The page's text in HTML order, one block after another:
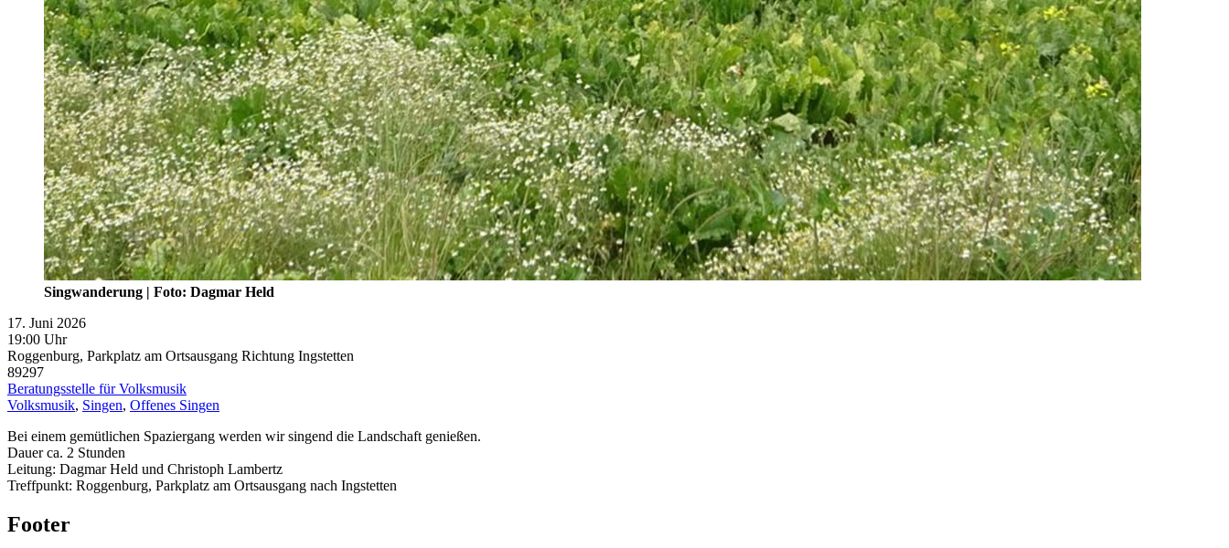
Singwanderung | Foto: Dagmar Held
17. Juni 2026
19:00 Uhr
Roggenburg, Parkplatz am Ortsausgang Richtung Ingstetten
89297
Beratungsstelle für Volksmusik
Volksmusik, Singen, Offenes Singen
Bei einem gemütlichen Spaziergang werden wir singend die Landschaft genießen.
Dauer ca. 2 Stunden
Leitung: Dagmar Held und Christoph Lambertz
Treffpunkt: Roggenburg, Parkplatz am Ortsausgang nach Ingstetten
Footer